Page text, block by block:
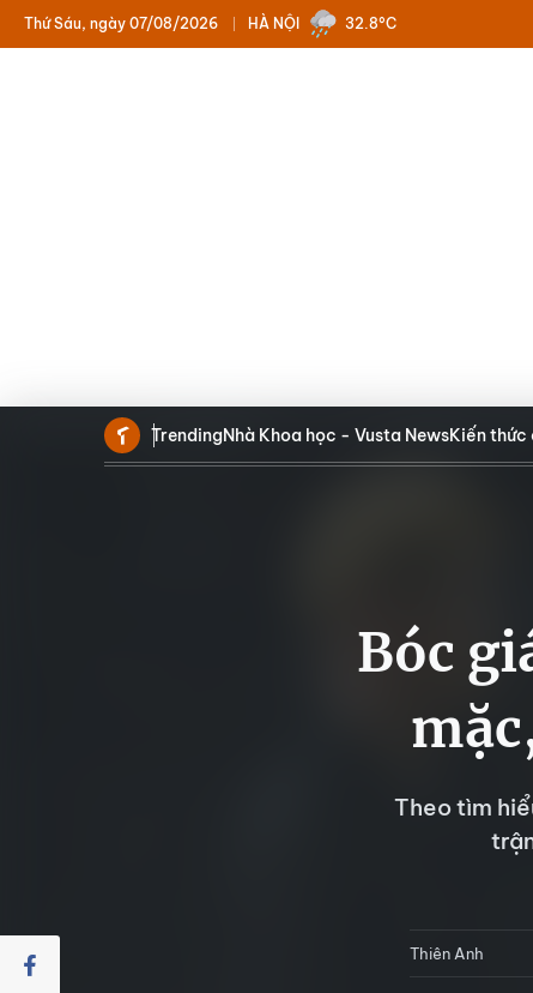
HÀ NỘI
Thứ Sáu, ngày 07/08/2026 32.8°C
TrendingNhà Khoa học - Vusta NewsKiến
Bóc
Theo tìm
Thiên Anh